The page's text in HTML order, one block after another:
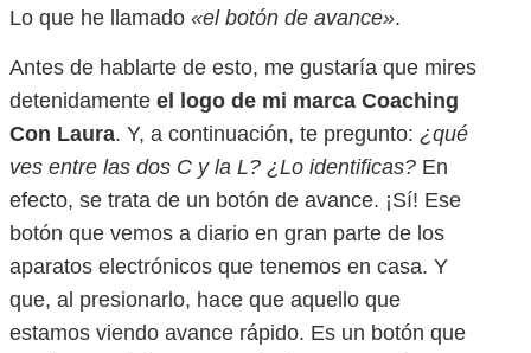
Lo que he llamado «el botón de avance».
Antes de hablarte de esto, me gustaría que mires
detenidamente el logo de mi marca Coaching
Con Laura. Y, a continuación, te pregunto: ¿qué
ves entre las dos C y la L? ¿Lo identificas? En
efecto, se trata de un botón de avance. ¡Sí! Ese
botón que vemos a diario en gran parte de los
aparatos electrónicos que tenemos en casa. Y
que, al presionarlo, hace que aquello que
estamos viendo avance rápido. Es un botón que